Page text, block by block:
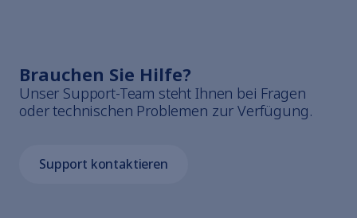
Brauchen Sie Hilfe?
Unser Support-Team steht Ihnen bei Fragen
oder technischen Problemen zur Verfügung.
Support kontaktieren